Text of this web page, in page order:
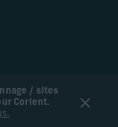
/ sites
Corient.